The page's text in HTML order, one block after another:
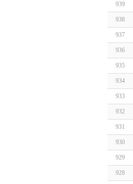
939
938
937
936
935
934
933
932
931
930
929
928